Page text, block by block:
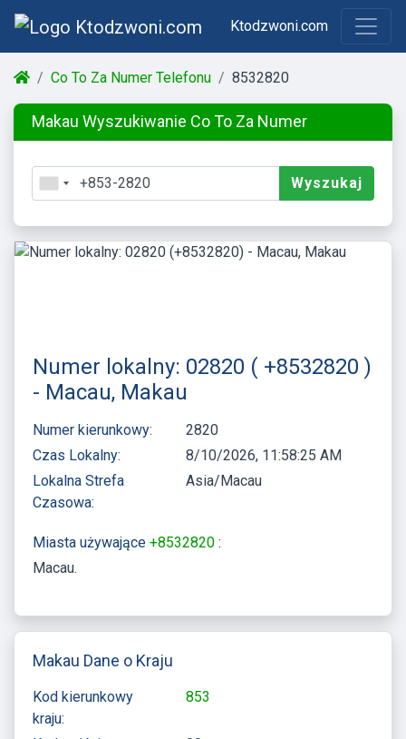
Ktodzwoni.com
Co To Za Numer Telefonu 8532820
Makau Wyszukiwanie Co To Za Numer
Wyszukaj
Numer lokalny: 02820 ( +8532820 )
- Macau, Makau
Numer kierunkowy:
2820
Czas Lokalny:
8/10/2026, 11:58:26 AM
Lokalna Strefa
Czasowa:
Asia/Macau
Miasta używające +8532820 :
Macau
Makau Dane o Kraju
Kod kierunkowy
kraju:
853